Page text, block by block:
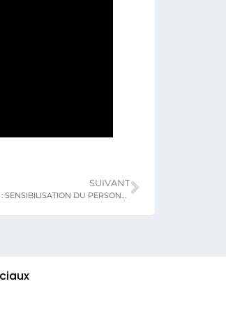
SUIVANT